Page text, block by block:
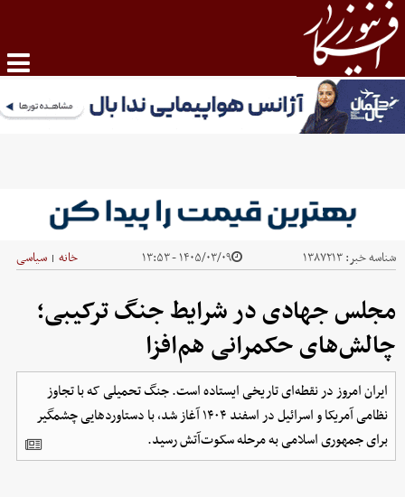
شناسه خبر:۱۳۸۷۲۱۳ ۱۴۰۵/۰۳/۰۹ - ۱۳:۵۳ خانه | سیاسی
مجلس جهادی در شرایط جنگ ترکیبی؛
چالش‌های حکمرانی هم‌افزا
ایران امروز در نقطه‌ای تاریخی ایستاده است. جنگ تحمیلی که با تجاوز
نظامی آمریکا و اسرائیل در اسفند ۱۴۰۴ آغاز شد، با دستاوردهایی چشمگیر
برای جمهوری اسلامی به مرحله سکوت‌آتش رسید.